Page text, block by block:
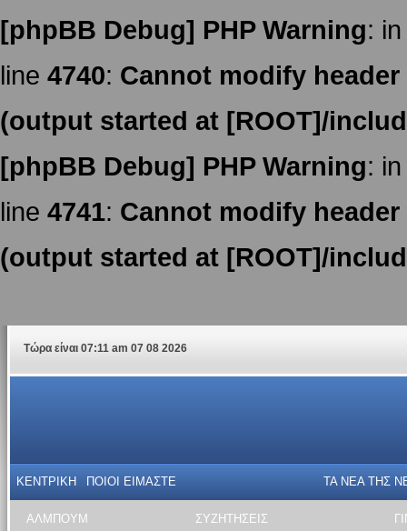
[phpBB Debug] PHP Warning:
line 4740: Cannot modify
(output started at [ROOT]/
[phpBB Debug] PHP Warning:
line 4741: Cannot modify
(output started at [ROOT]/
Τώρα είναι 07:11 am 07 08 2026
ΚΕΝΤΡΙΚΗ ΠΟΙΟΙ ΕΙΜΑΣΤΕ ΤΑ ΝΕΑ THΣ
ΑΛΜΠΟΥΜ ΣΥΖΗΤΗΣΕΙΣ